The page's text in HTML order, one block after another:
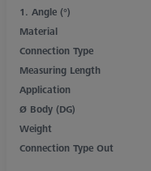
1. Angle (°)
Material
Connection Type
Measuring Length
Application
Ø Body (DG)
Weight
Connection Type Out